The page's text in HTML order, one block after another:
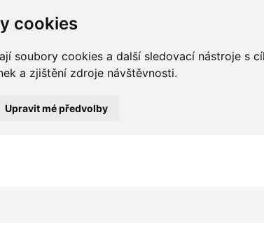
cookies
soubory cookies a další sledovací nástroje s
a zjištění zdroje návštěvnosti.
Upravit mé předvolby